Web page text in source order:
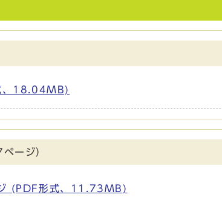
、18.04MB)
ージ）
(PDF形式、11.73MB)